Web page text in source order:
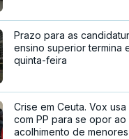
Prazo para as
ensino superior termina
quinta-feira
Crise em Ceuta. Vox
com PP para se opor ao
acolhimento de menores